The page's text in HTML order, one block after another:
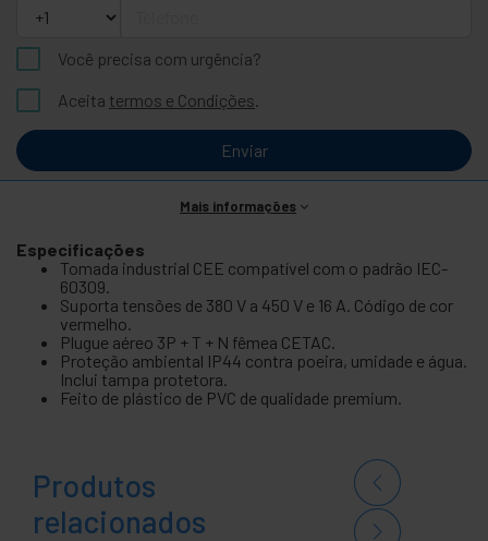
Você precisa com urgência?
Aceita termos e Condições.
Enviar
Mais informações
Especificações
Tomada industrial CEE compatível com o padrão IEC-
60309.
Suporta tensões de 380 V a 450 V e 16 A. Código de cor
vermelho.
Plugue aéreo 3P + T + N fêmea CETAC.
Proteção ambiental IP44 contra poeira, umidade e água.
Inclui tampa protetora.
Feito de plástico de PVC de qualidade premium.
Produtos
relacionados